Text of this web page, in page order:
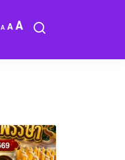
A
Decrease
font
A Reset
font
AIncrease
font